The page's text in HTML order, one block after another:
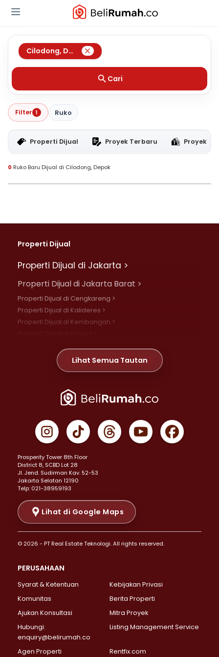
Cilodong, Depok
Cari
Filter 1 Ruko
Properti Dijual Proyek Terbaru Proyek
0 Ruko Baru Dijual di Cilodong, Depok
Properti Dijual
Properti Dijual di Jakarta >
Properti Dijual di Jakarta Barat >
Properti Dijual di Cengkareng >
Properti Dijual di Kalideres >
Properti Dijual di Kembangan >
Properti Dijual di Meruya >
Properti Dijual di Jelambar >
Properti Dijual di Jakarta Pusat >
Properti Dijual di Gambir >
Properti Dijual di Johar Baru >
Properti Dijual di Menteng >
Properti Dijual di Senen >
Properti Dijual di Tanah Abang >
Properti Dijual di Cikini >
Properti Dijual di Kramat >
Properti Dijual di Pasar Baru >
Properti Dijual di Bendungan Hilir >
Properti Dijual di Jakarta Selatan >
Properti Dijual di Lebak Bulus >
Properti Dijual di Gandaria Selatan >
Properti Dijual di Pondok Labu >
Properti Dijual di Lenteng Agung >
Properti Dijual di Senayan >
Properti Dijual di Pondok Pinang >
Lihat Semua Tautan
Prosperity Tower 8th Floor
District 8, SCBD Lot 28
JI. Jend. Sudirman Kav. 52-53
Jakarta Selatan 12190
Telp: 021-38959193
Lihat di Google Maps
© 2026 - PT Real Estate Teknologi. All rights reserved.
PERUSAHAAN
Syarat & Ketentuan
Kebijakan Privasi
Komunitas
Berita Properti
Ajukan Konsultasi
Mitra Proyek
Hubungi:
enquiry@belirumah.co
Listing Management Service
Agen Properti Rentfix.com